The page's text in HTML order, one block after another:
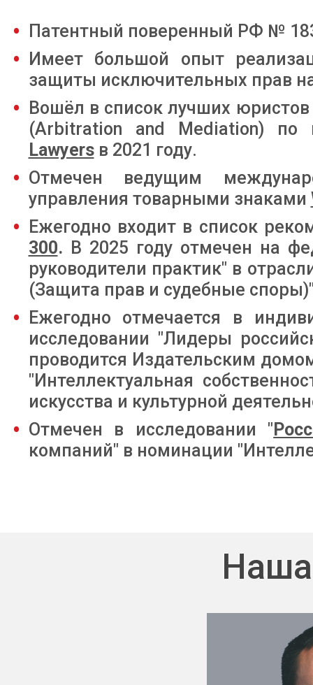
Патентный поверенный РФ №
Имеет большой опыт
защиты исключительных прав
Вошёл в список лучших
(Arbitration and Mediation) по
Lawyersв 2021 году.
Отмечен ведущим
управления товарными знаками
Ежегодно входит в список
300. В 2025 году отмечен на
руководители практик" в
(Защита прав и судебные
Ежегодно отмечается в
исследовании "Лидеры
проводится Издательским
"Интеллектуальная
искусства и культурной
Отмечен в исследовании "
компаний" в номинации